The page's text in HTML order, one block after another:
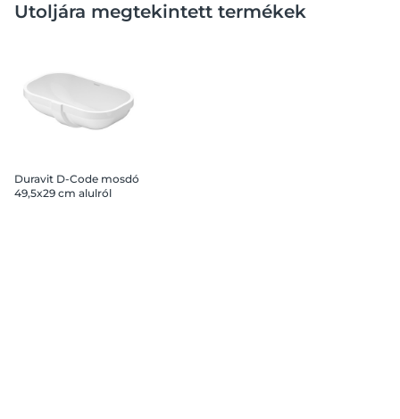
Utoljára megtekintett termékek
Duravit D-Code mosdó
49,5x29 cm alulról